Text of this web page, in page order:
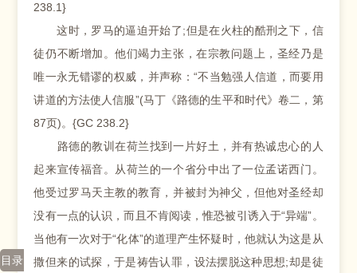
238.1}
这时，罗马的逼迫开始了;但是在火柱的酷刑之下，信
徒仍不断增加。他们竭力主张，在宗教问题上，圣经乃是
唯一永无错谬的权威，并声称：“不当勉强人信道，而要用
讲道的方法使人信服”(马丁《路德的生平和时代》卷二，第
87页)。{GC 238.2}
路德的教训在荷兰找到一片好土，并有热诚忠心的人
起来宣传福音。从荷兰的一个省分中出了一位孟诺西门。
他受过罗马天主教的教育，并被封为神父，但他对圣经却
没有一点的认识，而且不肯阅读，惟恐被引诱入于“异端”。
当他有一次对于“化体”的道理产生怀疑时，他就认为这是从
撒但来的试探，于是祷告认罪，设法摆脱这种思想;却是徒
目录